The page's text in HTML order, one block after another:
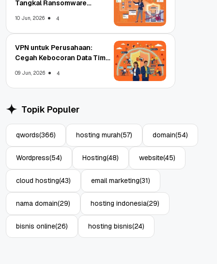
Tangkal Ransomware
10 Jun, 2026 4
VPN untuk Perusahaan:
Cegah Kebocoran Data Tim
09 Jun, 2026 4
Topik Populer
qwords(366) hosting murah(57) domain(54)
Wordpress(54) Hosting(48) website(45)
cloud hosting(43) email marketing(31)
nama domain(29) hosting indonesia(29)
bisnis online(26) hosting bisnis(24)